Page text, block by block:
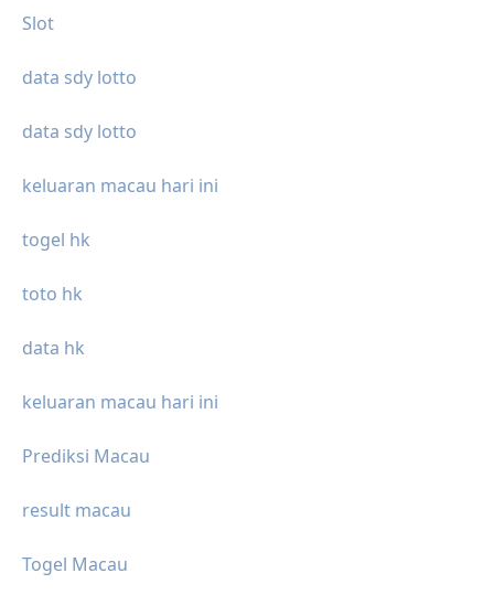
Slot
data sdy lotto
data sdy lotto
keluaran macau hari ini
togel hk
toto hk
data hk
keluaran macau hari ini
Prediksi Macau
result macau
Togel Macau